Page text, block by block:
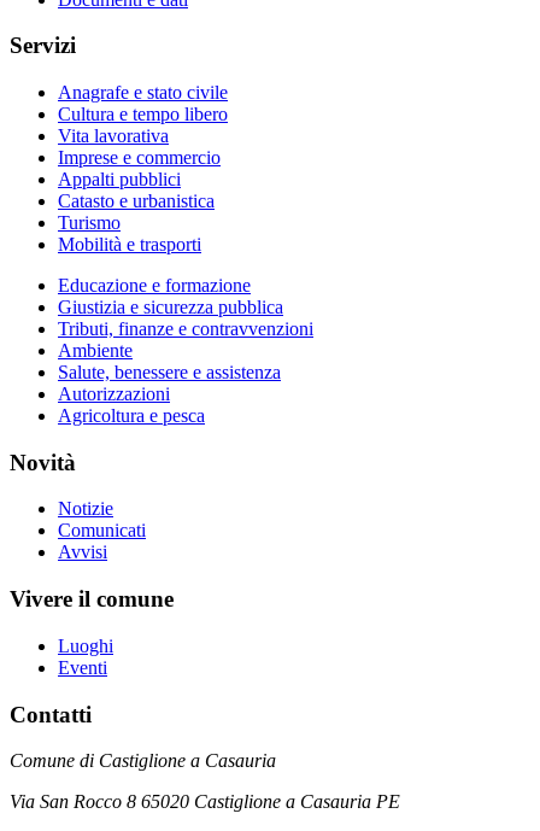
Servizi
Anagrafe e stato civile
Cultura e tempo libero
Vita lavorativa
Imprese e commercio
Appalti pubblici
Catasto e urbanistica
Turismo
Mobilità e trasporti
Educazione e formazione
Giustizia e sicurezza pubblica
Tributi, finanze e contravvenzioni
Ambiente
Salute, benessere e assistenza
Autorizzazioni
Agricoltura e pesca
Novità
Notizie
Comunicati
Avvisi
Vivere il comune
Luoghi
Eventi
Contatti
Comune di Castiglione a Casauria
Via San Rocco 8 65020 Castiglione a Casauria PE